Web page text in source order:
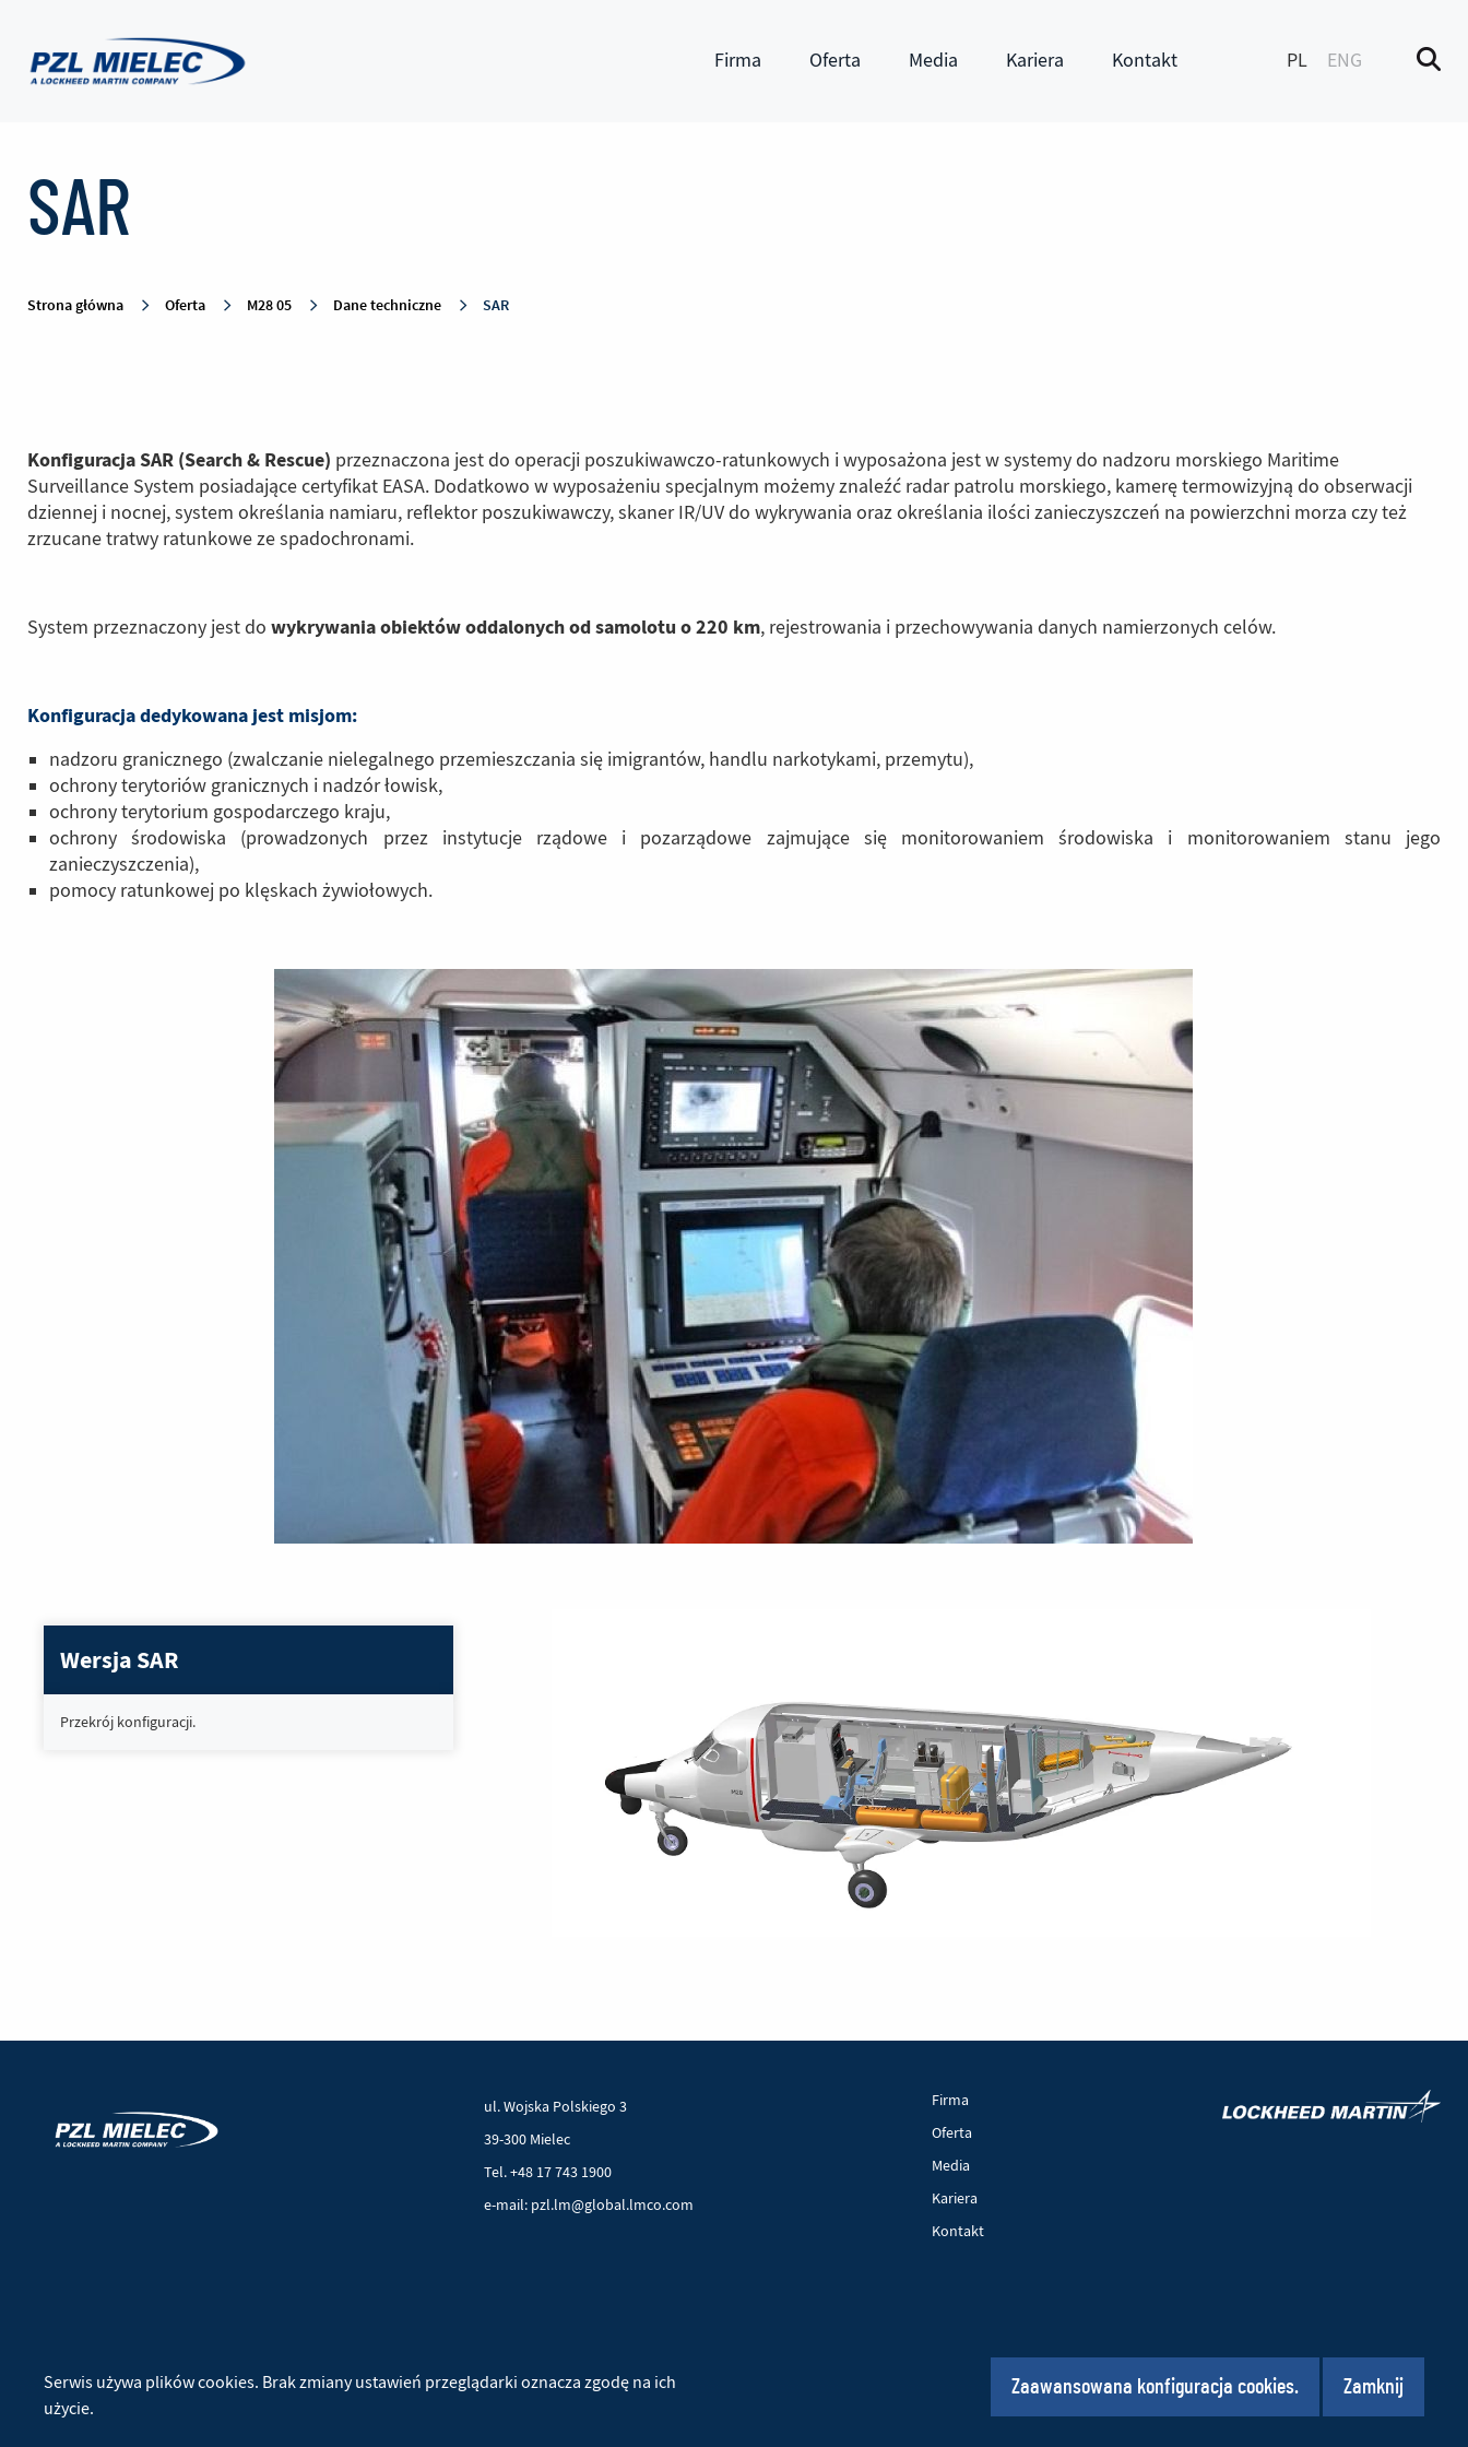
-
Firma Oferta Media Kariera Kontakt PL ENG
SAR
Strona główna Oferta M28 05 Dane techniczne SAR
Konfiguracja SAR (Search & Rescue) przeznaczona jest do operacji poszukiwawczo-ratunkowych i wyposażona jest w systemy do nadzoru morskiego Maritime
Surveillance System posiadające certyfikat EASA. Dodatkowo w wyposażeniu specjalnym możemy znaleźć radar patrolu morskiego, kamerę termowizyjną do obserwacji
dziennej i nocnej, system określania namiaru, reflektor poszukiwawczy, skaner IR/UV do wykrywania oraz określania ilości zanieczyszczeń na powierzchni morza czy też
zrzucane tratwy ratunkowe ze spadochronami.
System przeznaczony jest do wykrywania obiektów oddalonych od samolotu o 220 km, rejestrowania i przechowywania danych namierzonych celów.
Konfiguracja dedykowana jest misjom:
nadzoru granicznego (zwalczanie nielegalnego przemieszczania się imigrantów, handlu narkotykami, przemytu),
ochrony terytoriów granicznych i nadzór łowisk,
ochrony terytorium gospodarczego kraju,
ochrony środowiska (prowadzonych przez instytucje rządowe i pozarządowe zajmujące się monitorowaniem środowiska i monitorowaniem stanu jego
zanieczyszczenia),
pomocy ratunkowej po klęskach żywiołowych.
Wersja SAR
Przekrój konfiguracji.
ul. Wojska Polskiego 3
39-300 Mielec
Tel. +48 17 743 1900
e-mail: pzl.lm@global.lmco.com
Firma
Oferta
Media
Kariera
Kontakt
Realizacja:
Ideo
(Nowe
okno)
(Link
Social
Serwis używa plików cookies. Brak zmiany ustawień przeglądarki oznacza zgodę na ich
użycie.
Zaawansowana konfiguracja cookies. Zamknij